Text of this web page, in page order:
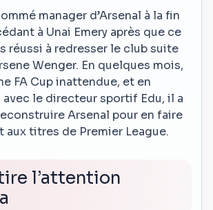
manager d’Arsenal à la fin
à Unai Emery après que ce
réussi à redresser le club suite
Wenger. En quelques mois,
FA Cup inattendue, et en
le directeur sportif Edu, il a
Arsenal pour en faire
aux titres de Premier League.
l’attention